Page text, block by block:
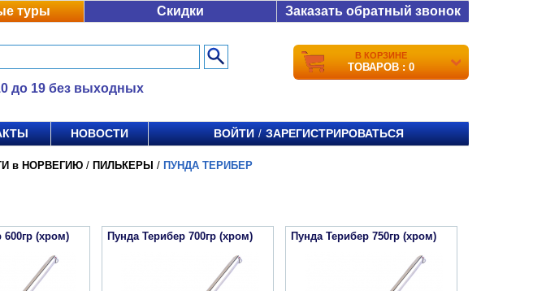
туры Скидки Заказать обратный звонок
до 19 без выходных
В КОРЗИНЕ
ТОВАРОВ : 0
НОВОСТИ ВОЙТИ / ЗАРЕГИСТРИРОВАТЬСЯ
в НОРВЕГИЮ / ПИЛЬКЕРЫ / ПУНДА ТЕРИБЕР
600гр (хром) Пунда Терибер 700гр (хром) Пунда Терибер 750гр (хром)